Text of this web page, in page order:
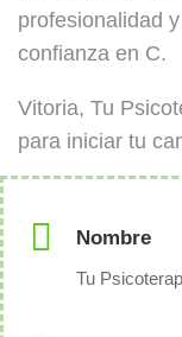
profesionalidad
confianza en C.
Vitoria, Tu
para iniciar tu
Nombre
Tu